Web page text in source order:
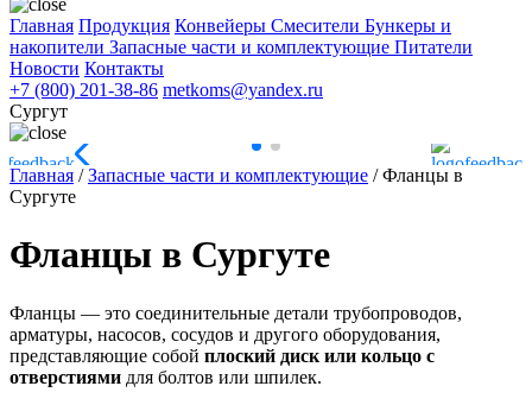
Главная Продукция Конвейеры Смесители Бункеры и
накопители Запасные части и комплектующие Питатели
Новости Контакты
+7 (800) 201-38-86 metkoms@yandex.ru
Сургут
Главная /Запасные части и комплектующие /Фланцы в
Сургуте
Фланцы в Сургуте
Фланцы — это соединительные детали трубопроводов,
арматуры, насосов, сосудов и другого оборудования,
представляющие собой плоский диск или кольцо с
отверстиями для болтов или шпилек.